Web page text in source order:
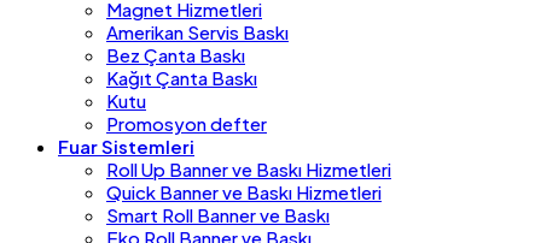
Magnet Hizmetleri
Amerikan Servis Baskı
Bez Çanta Baskı
Kağıt Çanta Baskı
Kutu
Promosyon defter
Fuar Sistemleri
Roll Up Banner ve Baskı Hizmetleri
Quick Banner ve Baskı Hizmetleri
Smart Roll Banner ve Baskı
Eko Roll Banner ve Baskı